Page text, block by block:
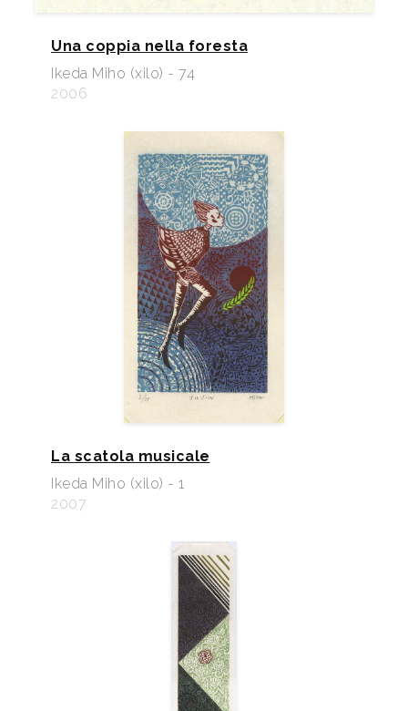
Una coppia nella foresta
Ikeda Miho (xilo) - 74
2006
La scatola musicale
Ikeda Miho (xilo) - 1
2007